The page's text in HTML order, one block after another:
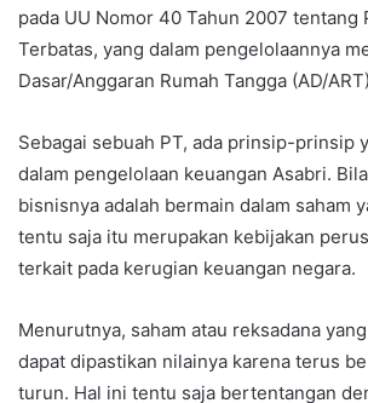
pada UU Nomor 40 Tahun 2007 tentang
Terbatas, yang dalam pengelolaannya
Dasar/Anggaran Rumah Tangga (AD/
Sebagai sebuah PT, ada prinsip-prinsip
dalam pengelolaan keuangan Asabri.
bisnisnya adalah bermain dalam saham
tentu saja itu merupakan kebijakan
terkait pada kerugian keuangan negara.
Menurutnya, saham atau reksadana
dapat dipastikan nilainya karena terus
turun. Hal ini tentu saja bertentangan